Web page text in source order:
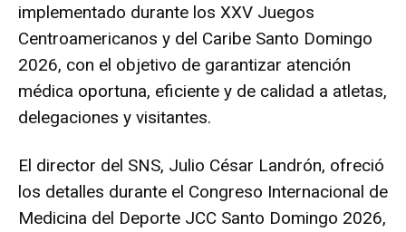
implementado durante los XXV Juegos
Centroamericanos y del Caribe Santo Domingo
2026, con el objetivo de garantizar atención
médica oportuna, eficiente y de calidad a atletas,
delegaciones y visitantes.
El director del SNS, Julio César Landrón, ofreció
los detalles durante el Congreso Internacional de
Medicina del Deporte JCC Santo Domingo 2026,